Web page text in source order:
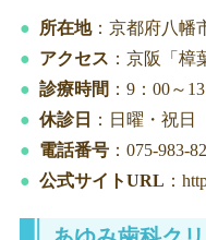
所在地：京都府八幡
アクセス ：京阪「樟
診療時間 ：9：00～
休診日
：日曜・祝日
電話番号 ：075-983-
公式サイトURL ：